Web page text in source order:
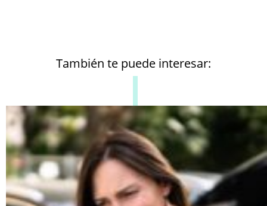
También te puede interesar: